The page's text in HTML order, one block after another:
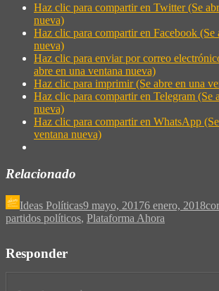
Haz clic para compartir en Twitter (Se
nueva)
Haz clic para compartir en Facebook (Se
nueva)
Haz clic para enviar por correo
abre en una ventana nueva)
Haz clic para imprimir (Se abre en una
Haz clic para compartir en Telegram (Se
nueva)
Haz clic para compartir en WhatsApp
ventana nueva)
Relacionado
Ideas Políticas9 mayo, 20176 enero, 2018
partidos políticos, Plataforma Ahora
Responder